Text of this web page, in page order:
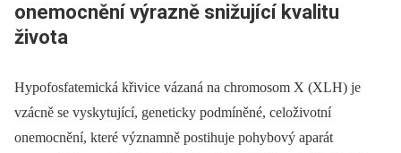
onemocnění výrazně snižující kvalitu
života
Hypofosfatemická křivice vázaná na chromosom X (XLH) je
vzácně se vyskytující, geneticky podmíněné, celoživotní
onemocnění, které významně postihuje pohybový aparát